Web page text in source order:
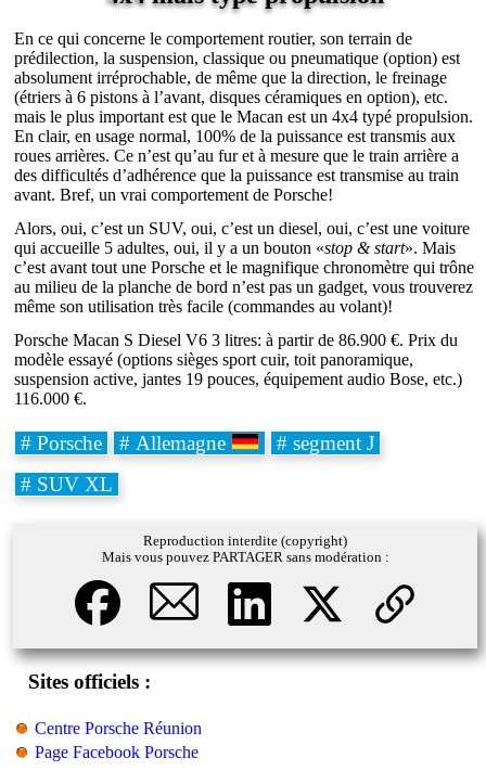
En ce qui concerne le comportement routier, son terrain de
prédilection, la suspension, classique ou pneumatique (option) est
absolument irréprochable, de même que la direction, le freinage
(étriers à 6 pistons à l’avant, disques céramiques en option), etc.
mais le plus important est que le Macan est un 4x4 typé propulsion.
En clair, en usage normal, 100% de la puissance est transmis aux
roues arrières. Ce n’est qu’au fur et à mesure que le train arrière a
des difficultés d’adhérence que la puissance est transmise au train
avant. Bref, un vrai comportement de Porsche!
Alors, oui, c’est un SUV, oui, c’est un diesel, oui, c’est une voiture
qui accueille 5 adultes, oui, il y a un bouton «stop & start». Mais
c’est avant tout une Porsche et le magnifique chronomètre qui trône
au milieu de la planche de bord n’est pas un gadget, vous trouverez
même son utilisation très facile (commandes au volant)!
Porsche Macan S Diesel V6 3 litres: à partir de 86.900 €. Prix du
modèle essayé (options sièges sport cuir, toit panoramique,
suspension active, jantes 19 pouces, équipement audio Bose, etc.)
116.000 €.
# Porsche # Allemagne
# segment J
# SUV XL
Reproduction interdite (copyright)
Mais vous pouvez PARTAGER sans modération :
Sites officiels :
Centre Porsche Réunion
Page Facebook Porsche